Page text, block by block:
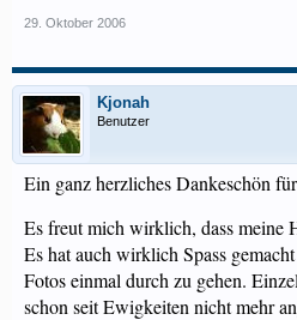
29. Oktober 2006
Kjonah
Benutzer
Ein ganz herzliches Dankeschön
Es freut mich wirklich, dass meine
Es hat auch wirklich Spass
Fotos einmal durch zu gehen.
schon seit Ewigkeiten nicht mehr